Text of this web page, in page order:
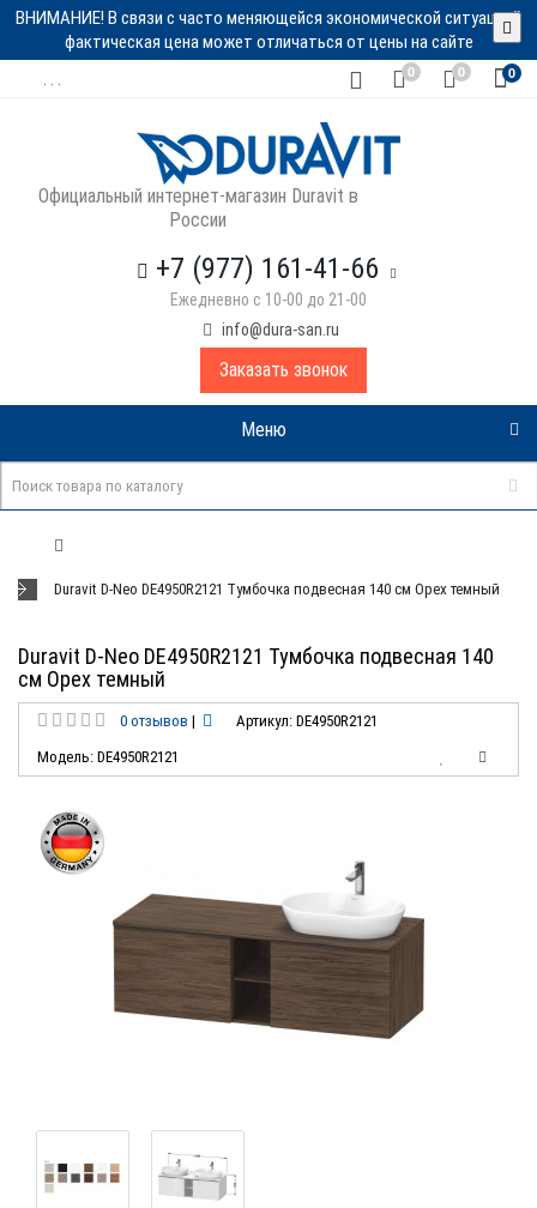
ВНИМАНИЕ! В связи с часто меняющейся экономической ситуацией
фактическая цена может отличаться от цены на сайте
0 0 0
Официальный интернет-магазин Duravit в
России
+7 (977) 161-41-66
Ежедневно с 10-00 до 21-00
info@dura-san.ru
Заказать звонок
Меню
Duravit D-Neo DE4950R2121 Тумбочка подвесная 140 см Орех темный
Duravit D-Neo DE4950R2121 Тумбочка подвесная 140
см Орех темный
0 отзывов |
Артикул: DE4950R2121
Модель: DE4950R2121